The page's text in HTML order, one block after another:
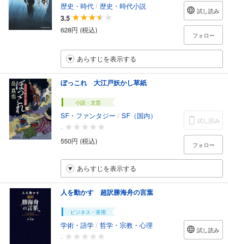
歴史・時代 / 歴史・時代小説
3.5
628円 (税込)
試し読み
フォロー
あらすじを表示する
ぼっこれ 大江戸妖かし草紙
小説・文芸
SF・ファンタジー / SF（国内）
-
550円 (税込)
試し読み
フォロー
あらすじを表示する
人を動かす 超訳勝海舟の言葉
ビジネス・実用
学術・語学 / 哲学・宗教・心理
-
試し読み